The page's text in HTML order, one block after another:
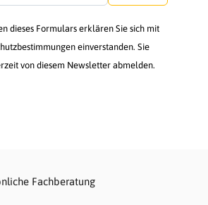
dieses Formulars erklären Sie sich mit
einverstanden. Sie
von diesem Newsletter abmelden.
Fachberatung